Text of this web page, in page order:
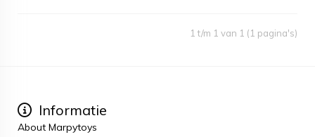
1 t/m 1 van 1 (1 pagina's)
Informatie
About Marpytoys